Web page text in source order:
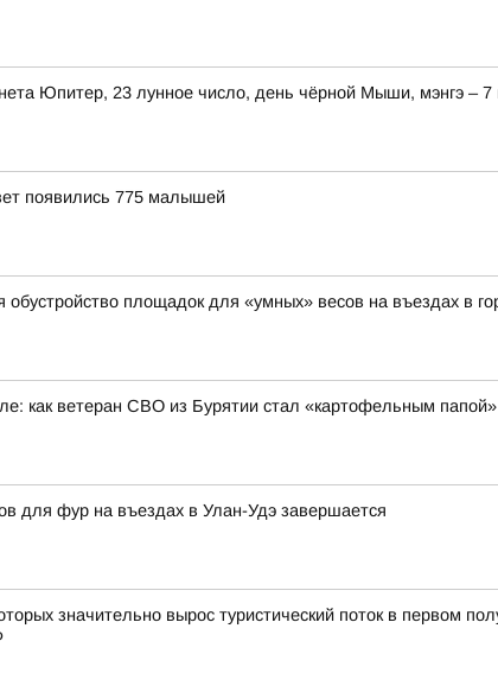
Юпитер, 23 лунное число, день чёрной Мыши, мэнгэ –
появились 775 малышей
обустройство площадок для «умных» весов на въездах в
как ветеран СВО из Бурятии стал «картофельным
для фур на въездах в Улан-Удэ завершается
значительно вырос туристический поток в первом